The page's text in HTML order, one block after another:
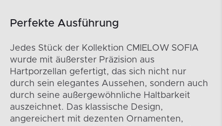
Perfekte Ausführung
Jedes Stück der Kollektion CMIELOW SOFIA
wurde mit äußerster Präzision aus
Hartporzellan gefertigt, das sich nicht nur
durch sein elegantes Aussehen, sondern auch
durch seine außergewöhnliche Haltbarkeit
auszeichnet. Das klassische Design,
angereichert mit dezenten Ornamenten,